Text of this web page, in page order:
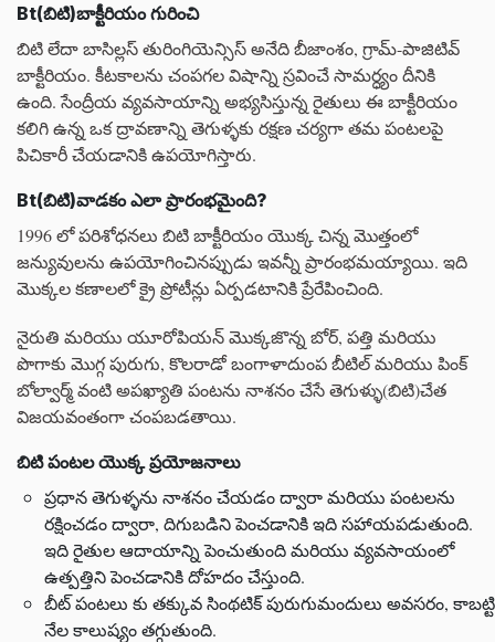
Bt(బిటి)బాక్టీరియం గురించి
బిటి లేదా బాసిల్లస్ తురింగియెన్సిస్ అనేది బీజాంశం, గ్రామ్-పాజిటివ్
బాక్టీరియం. కీటకాలను చంపగల విషాన్ని స్రవించే సామర్ధ్యం దీనికి
ఉంది. సేంద్రీయ వ్యవసాయాన్ని అభ్యసిస్తున్న రైతులు ఈ బాక్టీరియం
కలిగి ఉన్న ఒక ద్రావణాన్ని తెగుళ్ళకు రక్షణ చర్యగా తమ పంటలపై
పిచికారీ చేయడానికి ఉపయోగిస్తారు.
Bt(బిటి)వాడకం ఎలా ప్రారంభమైంది?
1996 లో పరిశోధనలు బిటి బాక్టీరియం యొక్క చిన్న మొత్తంలో
జన్యువులను ఉపయోగించినప్పుడు ఇవన్నీ ప్రారంభమయ్యాయి. ఇది
మొక్కల కణాలలో క్రై ప్రోటీన్లు ఏర్పడటానికి ప్రేరేపించింది.
నైరుతి మరియు యూరోపియన్ మొక్కజొన్న బోర్, పత్తి మరియు
పొగాకు మొగ్గ పురుగు, కొలరాడో బంగాళాదుంప బీటిల్ మరియు పింక్
బోల్వార్మ్ వంటి అపఖ్యాతి పంటను నాశనం చేసే తెగుళ్ళు(బిటి)చేత
విజయవంతంగా చంపబడతాయి.
బిటి పంటల యొక్క ప్రయోజనాలు
ప్రధాన తెగుళ్ళను నాశనం చేయడం ద్వారా మరియు పంటలను
రక్షించడం ద్వారా, దిగుబడిని పెంచడానికి ఇది సహాయపడుతుంది.
ఇది రైతుల ఆదాయాన్ని పెంచుతుంది మరియు వ్యవసాయంలో
ఉత్పత్తిని పెంచడానికి దోహదం చేస్తుంది.
బీట్ పంటలు కు తక్కువ సింథటిక్ పురుగుమందులు అవసరం, కాబట్టి
నేల కాలుష్యం తగ్గుతుంది.